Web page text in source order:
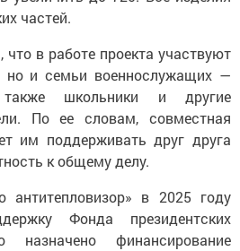
частей.
в работе проекта участвуют
но и семьи военнослужащих —
школьники и другие
По ее словам, совместная
им поддерживать друг друга
к общему делу.
антитепловизор» в 2025 году
Фонда президентских
финансирование